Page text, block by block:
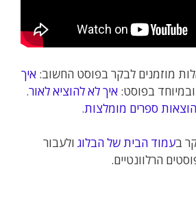
מוזמנים לבקר בפוסט החשוב: איך
בפוסט: איך לא להוציא לאור.
ספרים מומלצות.
בעמוד הבית של הבלוג ולעבור
הרלוונטיים.